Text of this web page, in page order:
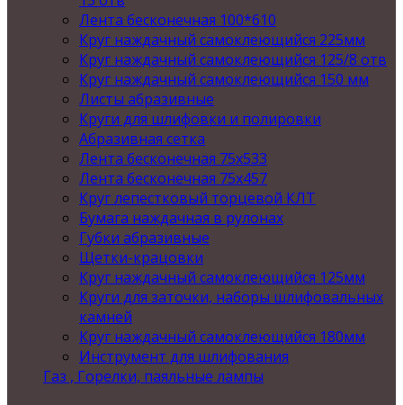
Лента бесконечная 100*610
Круг наждачный самоклеющийся 225мм
Круг наждачный самоклеющийся 125/8 отв
Круг наждачный самоклеющийся 150 мм
Листы абразивные
Круги для шлифовки и полировки
Абразивная сетка
Лента бесконечная 75х533
Лента бесконечная 75х457
Круг лепестковый торцевой КЛТ
Бумага наждачная в рулонах
Губки абразивные
Щетки-крацовки
Круг наждачный самоклеющийся 125мм
Круги для заточки, наборы шлифовальных
камней
Круг наждачный самоклеющийся 180мм
Инструмент для шлифования
Газ , Горелки, паяльные лампы